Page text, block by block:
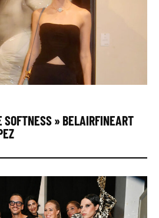
SOFTNESS » BELAIRFINEART